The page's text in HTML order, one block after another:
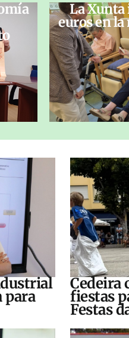
La Xunta
euros en
para
Cedeira
fiestas
Festas